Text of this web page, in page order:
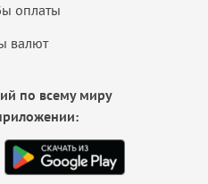
оплаты
валют
по всему миру